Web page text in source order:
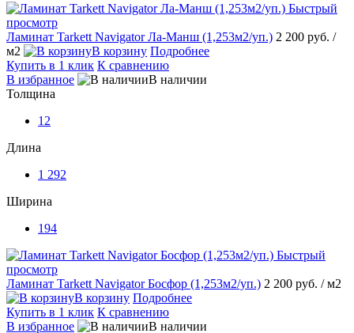
Быстрый
просмотр
Ламинат Tarkett Navigator Ла-Манш (1,253м2/уп.) 2 200 руб. /
м2
В корзину Подробнее
Купить в 1 клик К сравнению
В избранное
В наличии
Толщина
12
Длина
1 292
Ширина
194
Быстрый
просмотр
Ламинат Tarkett Navigator Босфор (1,253м2/уп.) 2 200 руб. / м2
В корзину Подробнее
Купить в 1 клик К сравнению
В избранное
В наличии